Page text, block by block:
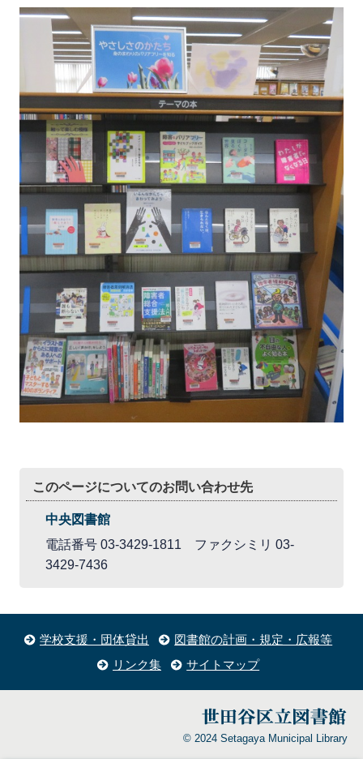
このページについてのお問い合わせ先
中央図書館
電話番号 03-3429-1811 ファクシミリ 03-
3429-7436
学校支援・団体貸出
図書館の計画・規定・広報等
リンク集
サイトマップ
© 2024 Setagaya Municipal Library